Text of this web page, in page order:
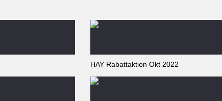
HAY Rabattaktion Okt 2022